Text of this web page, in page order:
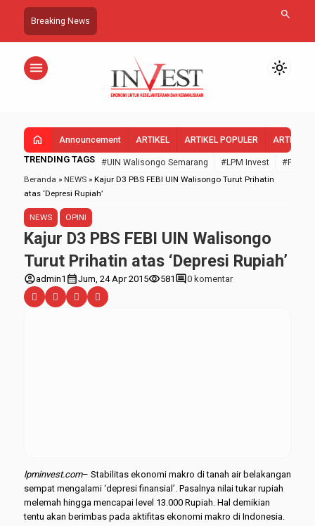
Breaking News search
menu light_mode
home Announcement ARTIKEL ARTIKEL POPULER ARTIKEL
TRENDING TAGS #UIN Walisongo Semarang #LPM Invest
#FEBI
Beranda » NEWS » Kajur D3 PBS FEBI UIN Walisongo Turut Prihatin
atas ‘Depresi Rupiah’
NEWS OPINI
Kajur D3 PBS FEBI UIN Walisongo
Turut Prihatin atas ‘Depresi Rupiah’
account_circleadmin1 calendar_monthJum, 24 Apr 2015visibility581 comment0 komentar
lpminvest.com– Stabilitas ekonomi makro di tanah air belakangan
sempat mengalami ‘depresi finansial’. Pasalnya nilai tukar rupiah
melemah hingga mencapai level 13.000 Rupiah. Hal demikian
tentu akan berimbas pada aktifitas ekonomi makro di Indonesia.